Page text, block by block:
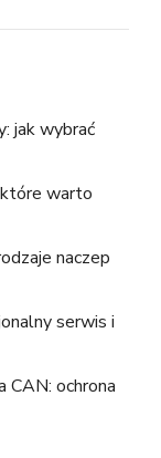
jak wybrać
warto
naczep
serwis i
CAN: ochrona